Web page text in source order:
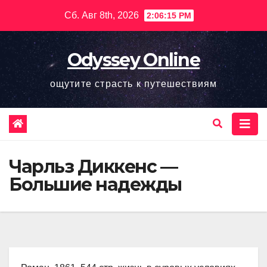
содержимому
Сб. Авг 8th, 2026 2:06:16 PM
Odyssey Online
ощутите страсть к путешествиям
Чарльз Диккенс —
Большие надежды